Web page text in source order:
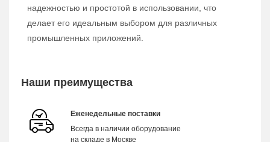
надежностью и простотой в использовании, что
делает его идеальным выбором для различных
промышленных приложений.
Наши преимущества
Еженедельные поставки
Всегда в наличии оборудование
на складе в Москве